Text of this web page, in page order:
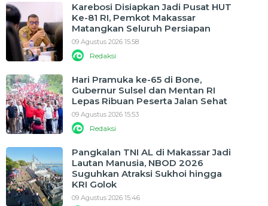
Karebosi Disiapkan Jadi Pusat HUT
Ke-81 RI, Pemkot Makassar
Matangkan Seluruh Persiapan
09 Agustus 2026 15:58
Redaksi
Hari Pramuka ke-65 di Bone,
Gubernur Sulsel dan Mentan RI
Lepas Ribuan Peserta Jalan Sehat
09 Agustus 2026 15:53
Redaksi
Pangkalan TNI AL di Makassar Jadi
Lautan Manusia, NBOD 2026
Suguhkan Atraksi Sukhoi hingga
KRI Golok
09 Agustus 2026 15:46